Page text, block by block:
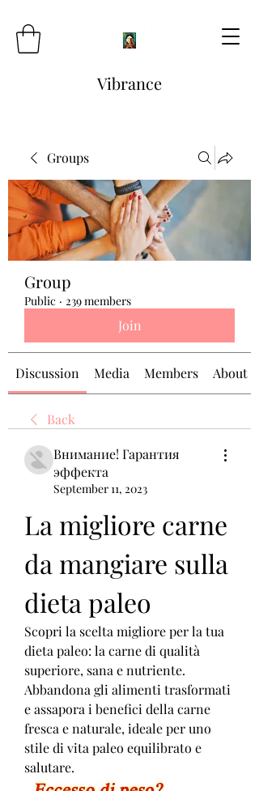
Vibrance
Groups
Group
Public · 239 members
Join
Discussion Media Members About
Back
Внимание! Гарантия
эффекта
September 11, 2023
La migliore carne
da mangiare sulla
dieta paleo
Scopri la scelta migliore per la tua
dieta paleo: la carne di qualità
superiore, sana e nutriente.
Abbandona gli alimenti trasformati
e assapora i benefici della carne
fresca e naturale, ideale per uno
stile di vita paleo equilibrato e
salutare.